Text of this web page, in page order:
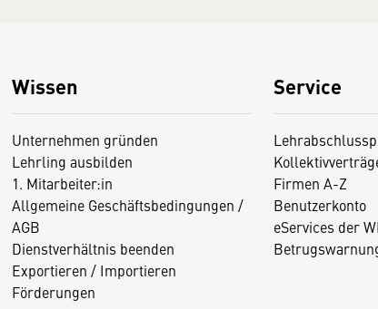
Wissen
Unternehmen gründen
Lehrling ausbilden
1. Mitarbeiter:in
Allgemeine Geschäftsbedingungen /
AGB
Dienstverhältnis beenden
Exportieren / Importieren
Förderungen
Service
Firmen A-Z
Benutzerkonto
eServices der